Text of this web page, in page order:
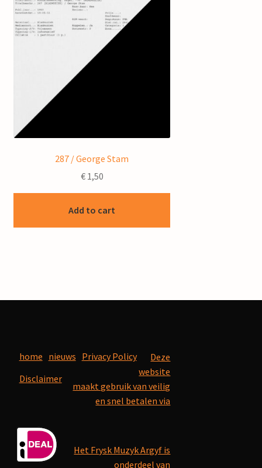
287 / George Stam
€1,50
Add to cart
home nieuws Privacy Policy
Disclaimer
Deze
website
maakt gebruik van veilig
en snel betalen via
Het Frysk Muzyk Argyf is
onderdeel van